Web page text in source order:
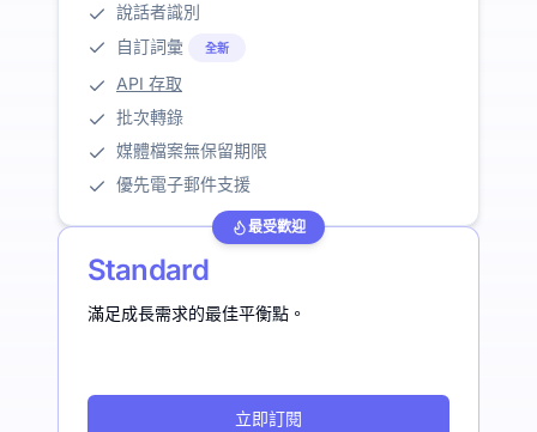
說話者識別
自訂詞彙
全新
API 存取
批次轉錄
媒體檔案無保留期限
優先電子郵件支援
最受歡迎
Standard
滿足成長需求的最佳平衡點。
立即訂閱